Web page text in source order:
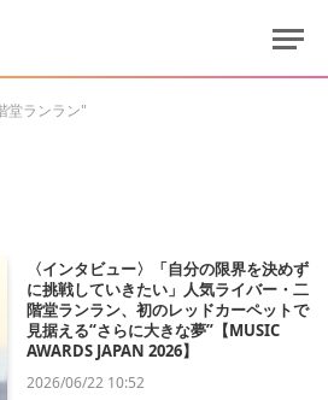
堂ランラン"
〈インタビュー〉「自分の限界を決めず
に挑戦していきたい」人気ライバー・二
階堂ランラン、初のレッドカーペットで
見据える“さらに大きな夢”【MUSIC
AWARDS JAPAN 2026】
2026/06/22 10:52